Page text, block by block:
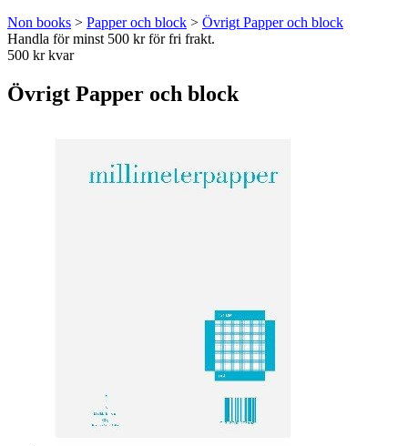
Non books > Papper och block > Övrigt Papper och block
Handla för minst 500 kr för fri frakt.
500 kr kvar
Övrigt Papper och block